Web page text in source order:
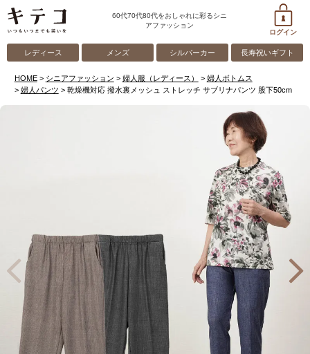
60代70代80代をおしゃれに彩るシニ
アファッション
ログイン
レディース メンズ シルバーカー 長寿祝いギフト
HOME シニアファッション 婦人服（レディース）
婦人ボトムス
婦人パンツ
乾燥機対応 撥水裏メッシュ ストレッチ サブリナパンツ 股下50cm